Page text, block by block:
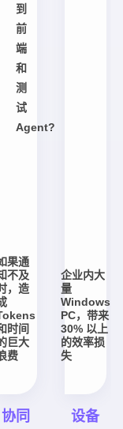
到
前
端
和
测
试
Agent?
果通
不及
，造
时间
巨大
费
协同
企业内大
量
Windows
PC，带来
30% 以上
的效率损
失
设备